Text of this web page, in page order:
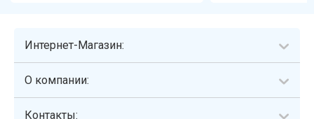
Интернет-Магазин:
О компании:
Контакты: